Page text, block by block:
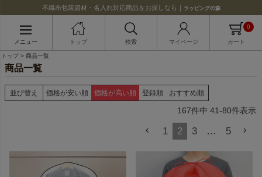
不織布包装資材・名入れ対応商品をお探しなら｜ ラッピングの森
メニュー トップ 検索 マイページ カート
0
トップ 商品一覧
商品一覧
並び替え 価格が安い順 価格が高い順 登録順 おすすめ順
167件中 41-80件表示
1 2 3 … 5